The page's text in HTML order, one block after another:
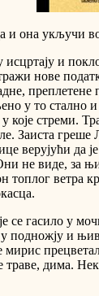
и она укључи
и
нове
у то стално
које стреми.
Заиста греше
верујући да
не виде, за
топлог ветра
се гасило у
подножју и
мирис
траве, дима.